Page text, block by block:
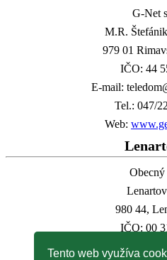
Tento web využíva
G-Net
M.R.
979 01
IČO: 44
E-mail:
Tel.: 047/
Web:
Obecný
980 44,
IČO: 00
E-mail: